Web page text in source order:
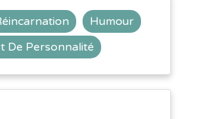
Humour
De Personnalité